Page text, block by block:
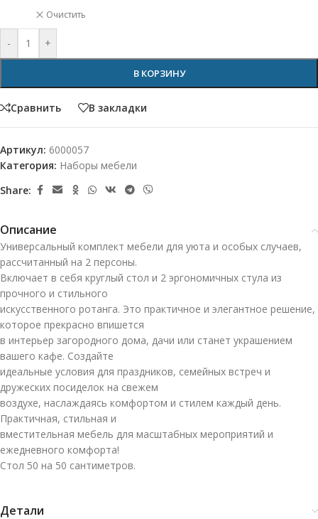
Очистить
- +
В КОРЗИНУ
Сравнить В закладки
Артикул: 6000057
Категория: Наборы мебели
Share:
Описание
Универсальный комплект мебели для уюта и особых случаев,
рассчитанный на 2 персоны.
Включает в себя круглый стол и 2 эргономичных стула из
прочного и стильного
искусственного ротанга. Это практичное и элегантное решение,
которое прекрасно впишется
в интерьер загородного дома, дачи или станет украшением
вашего кафе. Создайте
идеальные условия для праздников, семейных встреч и
дружеских посиделок на свежем
воздухе, наслаждаясь комфортом и стилем каждый день.
Практичная, стильная и
вместительная мебель для масштабных мероприятий и
ежедневного комфорта!
Стол 50 на 50 сантиметров.
Детали